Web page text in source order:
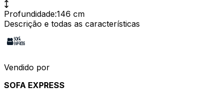
Profundidade:146 cm
Descrição e todas as características
Vendido por
SOFA EXPRESS